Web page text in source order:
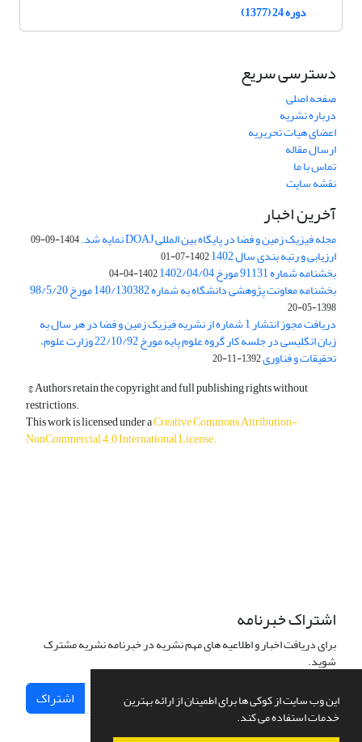
این وب سایت از کوکی ها برای اطمینان از ارائه بهترین
خدمات استفاده می کند.
دوره 24 (1377)
دسترسی سریع
صفحه اصلی
درباره نشریه
اعضای هیات تحریریه
ارسال مقاله
تماس با ما
نقشه سایت
آخرین اخبار
مجله فیزیک زمین و فضا در پایگاه بین المللی DOAJ نمایه شد. 1404-09-09
ارزیابی و رتبه بندی سال 1402 1402-07-01
بخشنامه شماره 91131 مورخ 1402/04/04 1402-04-04
بخشنامه معاونت پژوهشی دانشگاه به شماره 140/130382 مورخ 98/5/20
1398-05-20
دریافت مجوز انتشار 1 شماره از نشریه فیزیک زمین و فضا در هر سال به
زبان انگلیسی در جلسه کار گروه علوم پایه مورخ 22/10/92 وزارت علوم،
تحقیقات و فناوری1392-11-20
© Authors retain the copyright and full publishing rights without
restrictions.
This work is licensed under aCreative Commons Attribution-
NonCommercial 4.0 International License.
اشتراک خبرنامه
برای دریافت اخبار و اطلاعیه های مهم نشریه در خبرنامه نشریه مشترک
شوید.
اشتراک